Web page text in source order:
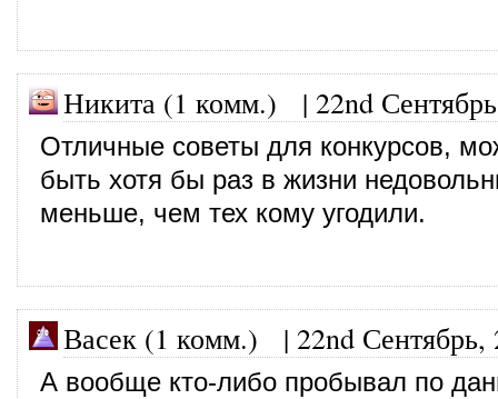
Никита (1 комм.) | 22nd
Отличные советы для конкурсов,
быть хотя бы раз в жизни
меньше, чем тех кому угодили.
Васек (1 комм.) | 22nd Сентябрь,
А вообще кто-либо пробывал по